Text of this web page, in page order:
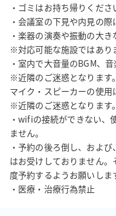
ファミリーマート　徒歩10
スターバックス　地下よ
■トイレ・洗面所■
トイレは4階共用部分に男
■入室方法■
予約メールにてご案内いた
・ゴミはお持ち帰りくださ
・会議室の下見や内見の際
・楽器の演奏や振動の大き
※対応可能な施設ではあり
・室内で大音量のBGM、
※近隣のご迷惑となります。
マイク・スピーカーの使用
※近隣のご迷惑となります。
・wifiの接続ができない、
ません。
・予約の後ろ倒し、およ
はお受けしておりません
度予約するようお願いしま
・医療・治療行為禁止